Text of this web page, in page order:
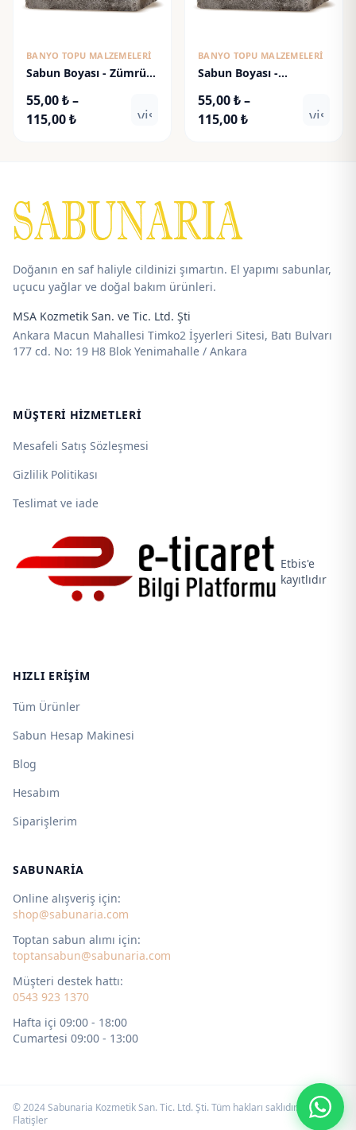
BANYO TOPU MALZEMELERI
Sabun Boyası - Zümrüt
55,00₺–
115,00₺Fiyat
visibility
BANYO TOPU MALZEMELERI
Sabun Boyası -
55,00₺–
115,00₺Fiyat
Doğanın en saf haliyle cildinizi şımartın. El yapımı sabunlar,
uçucu yağlar ve doğal bakım ürünleri.
MSA Kozmetik San. ve Tic. Ltd. Şti
Ankara Macun Mahallesi Timko2 İşyerleri Sitesi, Batı Bulvarı
177 cd. No: 19 H8 Blok Yenimahalle / Ankara
MÜŞTERI HIZMETLERI
Mesafeli Satış Sözleşmesi
Gizlilik Politikası
Teslimat ve iade
Etbis'e
kayıtlıdır
HIZLI ERIŞIM
Tüm Ürünler
Sabun Hesap Makinesi
Blog
Hesabım
Siparişlerim
SABUNARIA
Online alışveriş için:
shop@sabunaria.com
Toptan sabun alımı için:
toptansabun@sabunaria.com
Müşteri destek hattı:
0543 923 1370
Hafta içi 09:00 - 18:00
Cumartesi 09:00 - 13:00
© 2024 Sabunaria Kozmetik San. Tic. Ltd. Şti. Tüm hakları saklıdır. by
Flatişler